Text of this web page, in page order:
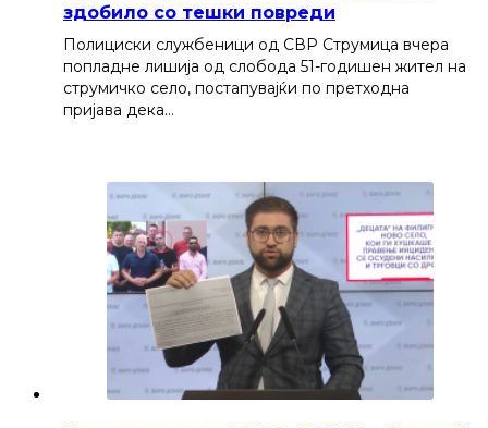
здобило со тешки повреди
Полициски службеници од СВР Струмица вчера
попладне лишија од слобода 51-годишен жител на
струмичко село, постапувајќи по претходна
пријава дека…